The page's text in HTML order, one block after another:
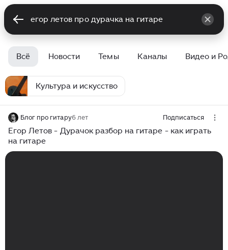
Всё Новости Темы Каналы Видео и
Культура и искусство
Блог про гитару6 лет Подписаться
Егор Летов - Дурачок разбор на гитаре - как играть
на гитаре